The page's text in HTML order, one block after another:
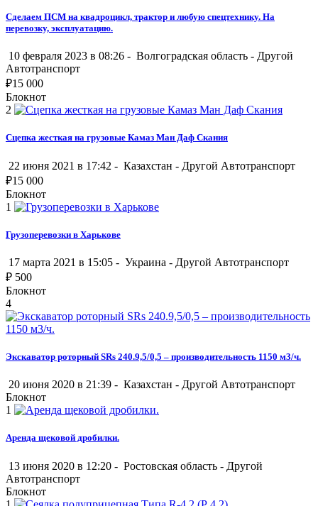
Сделаем ПСМ на квадроцикл, трактор и любую спецтехнику. На
перевозку, эксплуатацию.
10 февраля 2023 в 08:26 - Волгоградская область - Другой
Автотранспорт
₽15 000
Блокнот
2
Сцепка жесткая на грузовые Камаз Ман Даф Скания
22 июня 2021 в 17:42 - Казахстан - Другой Автотранспорт
₽15 000
Блокнот
1
Грузоперевозки в Харькове
17 марта 2021 в 15:05 - Украина - Другой Автотранспорт
₽ 500
Блокнот
4
Экскаватор роторный SRs 240.9,5/0,5 – производительность 1150 м3/ч.
20 июня 2020 в 21:39 - Казахстан - Другой Автотранспорт
Блокнот
1
Аренда щековой дробилки.
13 июня 2020 в 12:20 - Ростовская область - Другой
Автотранспорт
Блокнот